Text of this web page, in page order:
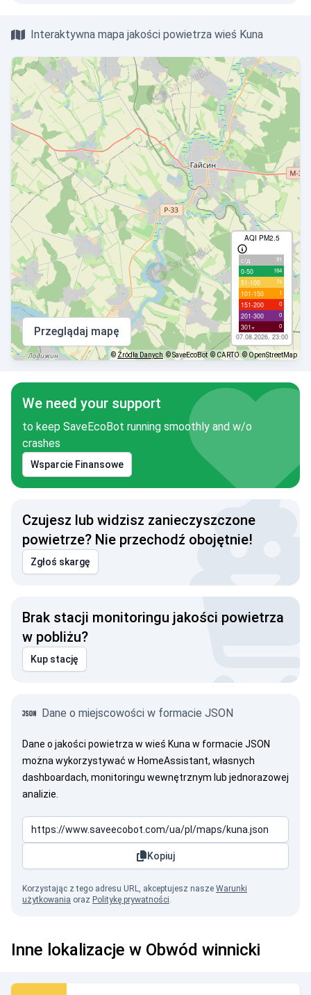
Interaktywna mapa jakości powietrza wieś Kuna
AQI PM2.5
с/д 91
0-50 184
51-100 74
101-150 1
151-200 0
201-300 0
301+ 0
07.08.2026, 23:00
Przeglądaj mapę
© Źródła Danych © SaveEcoBot © CARTO © OpenStreetMap
We need your support
to keep SaveEcoBot running smoothly and w/o
crashes
Wsparcie Finansowe
Czujesz lub widzisz zanieczyszczone
powietrze? Nie przechodź obojętnie!
Zgłoś skargę
Brak stacji monitoringu jakości powietrza
w pobliżu?
Kup stację
Dane o miejscowości w formacie JSON
Dane o jakości powietrza w wieś Kuna w formacie JSON
można wykorzystywać w HomeAssistant, własnych
dashboardach, monitoringu wewnętrznym lub jednorazowej
analizie.
Kopiuj
Korzystając z tego adresu URL, akceptujesz nasze Warunki
użytkowania oraz Politykę prywatności.
Inne lokalizacje w Obwód winnicki